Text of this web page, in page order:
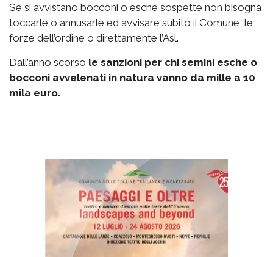
Se si avvistano bocconi o esche sospette non bisogna
toccarle o annusarle ed avvisare subito il Comune, le
forze dell’ordine o direttamente l’Asl.
Dall’anno scorso le sanzioni per chi semini esche o
bocconi avvelenati in natura vanno da mille a 10
mila euro.